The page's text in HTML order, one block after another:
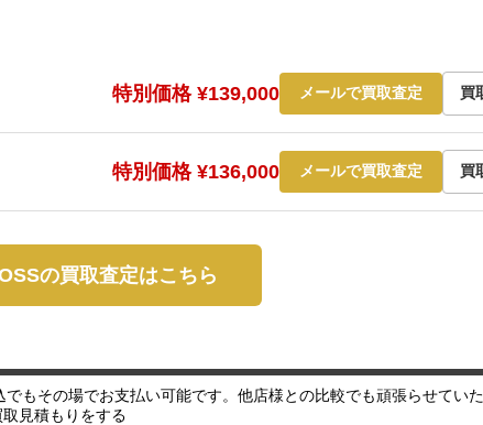
特別価格 ¥139,000 メールで買取査定 買
特別価格 ¥136,000 メールで買取査定 買
の買取査定はこちら
もその場でお支払い可能です。他店様との比較でも頑張らせてい
見積もりをする